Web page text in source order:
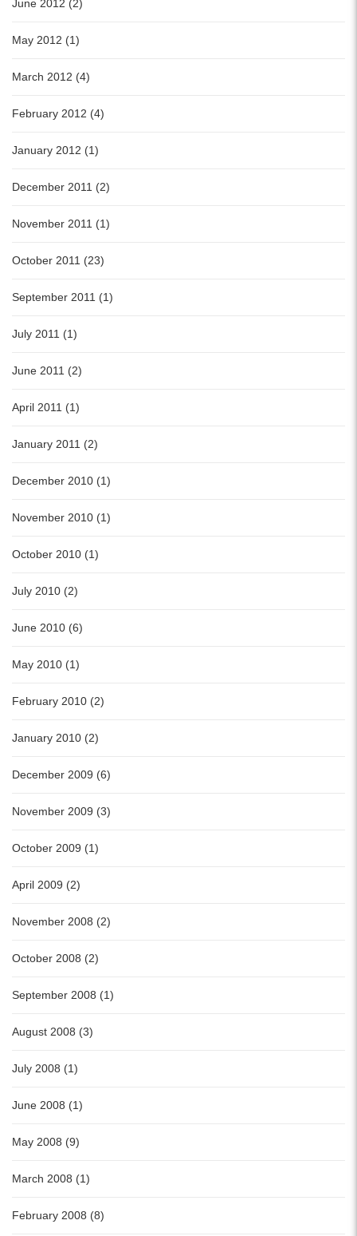
June 2012 (2)
May 2012 (1)
March 2012 (4)
February 2012 (4)
January 2012 (1)
December 2011 (2)
November 2011 (1)
October 2011 (23)
September 2011 (1)
July 2011 (1)
June 2011 (2)
April 2011 (1)
January 2011 (2)
December 2010 (1)
November 2010 (1)
October 2010 (1)
July 2010 (2)
June 2010 (6)
May 2010 (1)
February 2010 (2)
January 2010 (2)
December 2009 (6)
November 2009 (3)
October 2009 (1)
April 2009 (2)
November 2008 (2)
October 2008 (2)
September 2008 (1)
August 2008 (3)
July 2008 (1)
June 2008 (1)
May 2008 (9)
March 2008 (1)
February 2008 (8)